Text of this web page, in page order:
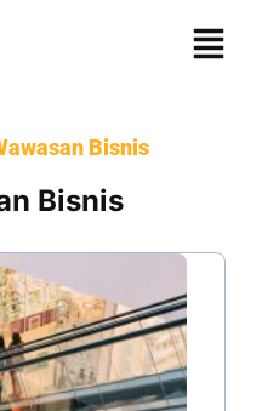
Bisnis
Bisnis